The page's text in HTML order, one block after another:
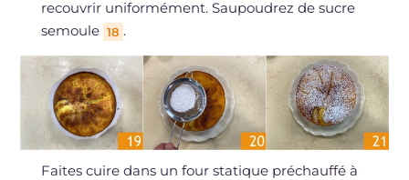
recouvrir uniformément. Saupoudrez de sucre
semoule 18 .
Faites cuire dans un four statique préchauffé à